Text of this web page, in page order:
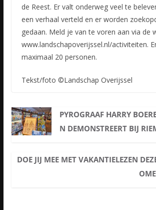
de Reest. Er valt onderweg veel te
een verhaal verteld en er worden
gedaan. Meld je van te voren aan via de
www.landschapoverijssel.nl/activiteiten.
maximaal 20 personen.
Tekst/foto ©Landschap Overijssel
PYROGRAAF HARRY
N DEMONSTREERT BIJ
DOE JIJ MEE MET VAKANTIELEZEN